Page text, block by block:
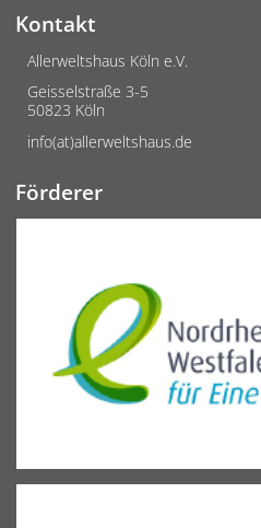
Kontakt
Allerweltshaus Köln e.V.
Geisselstraße 3-5
50823 Köln
info(at)allerweltshaus.de
Förderer